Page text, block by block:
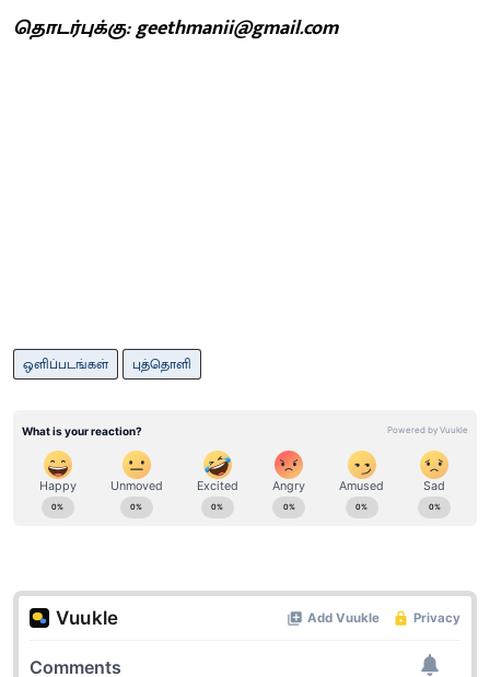
தொடர்புக்கு: geethmanii@gmail.com
ஒளிப்படங்கள் புத்தொளி